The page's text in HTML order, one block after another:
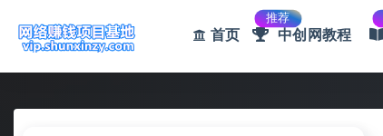
首页
推荐
中创网教程